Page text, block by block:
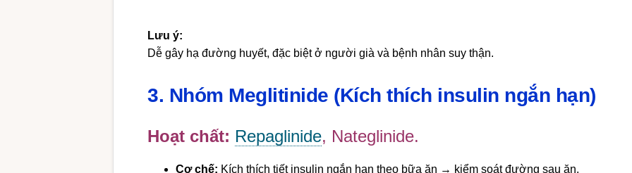
Lưu ý:
Dễ gây hạ đường huyết, đặc biệt ở người già và bệnh nhân suy thận.
3. Nhóm Meglitinide (Kích thích insulin ngắn hạn)
Hoạt chất: Repaglinide, Nateglinide.
Cơ chế: Kích thích tiết insulin ngắn hạn theo bữa ăn → kiểm soát đường sau ăn.